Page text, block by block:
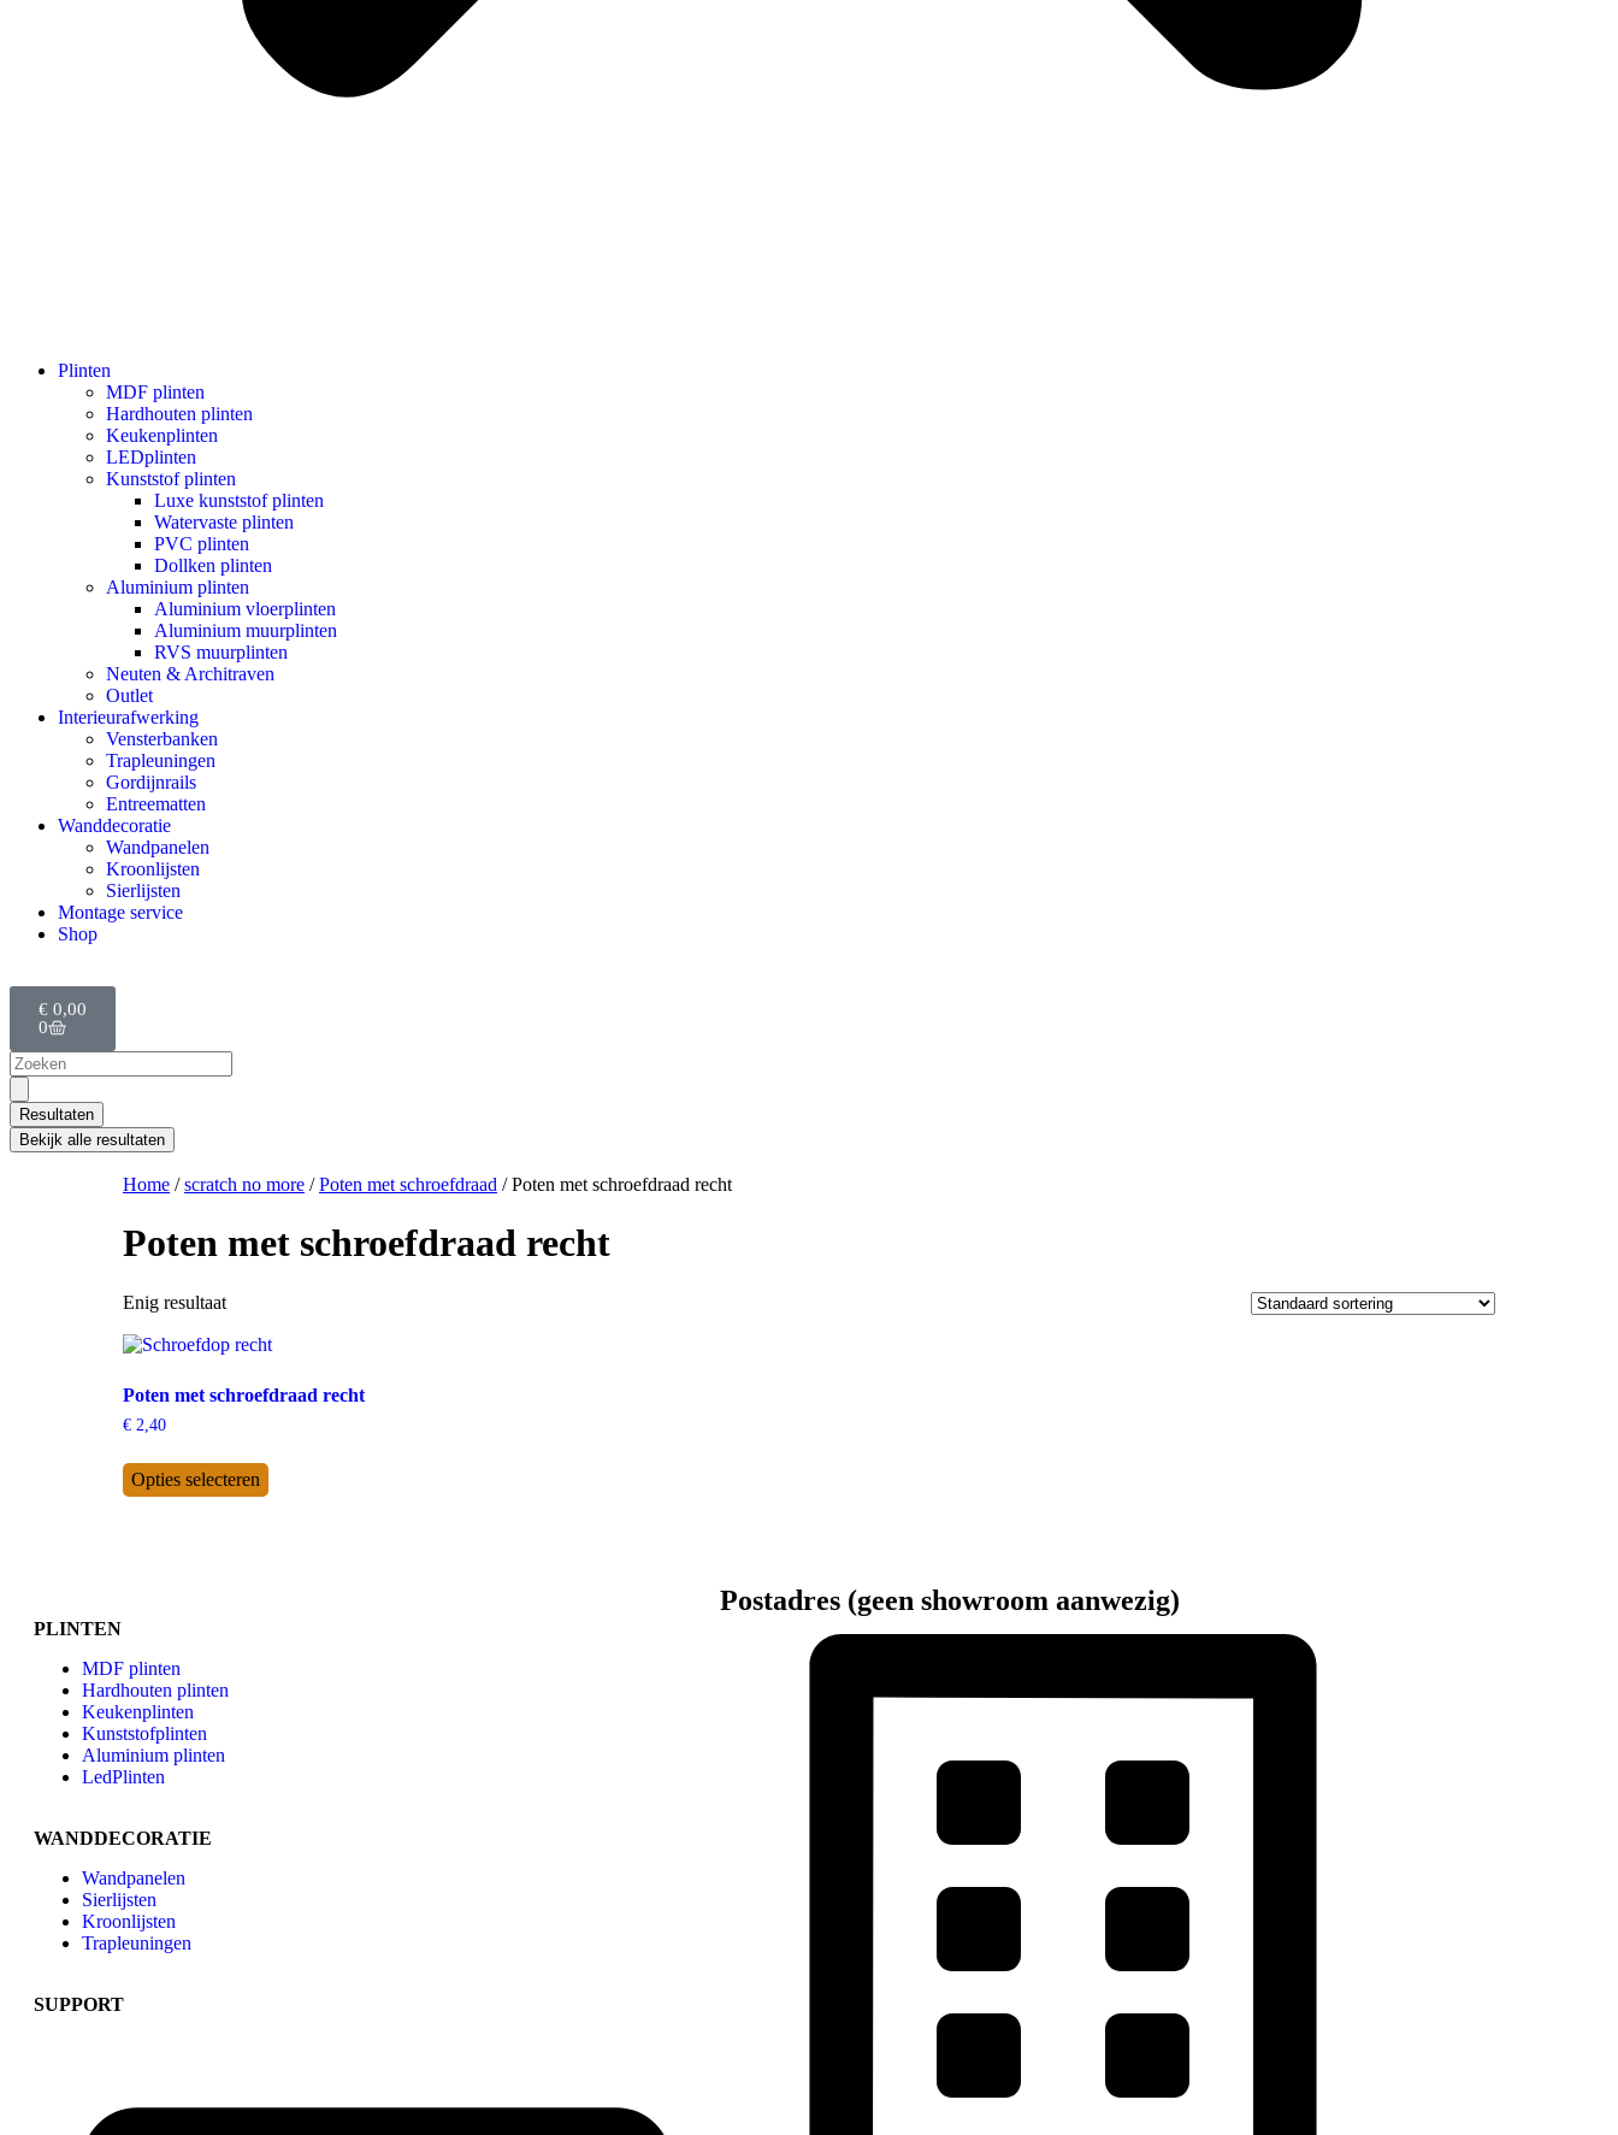
Plinten
MDF plinten
Hardhouten plinten
Keukenplinten
LEDplinten
Kunststof plinten
Luxe kunststof plinten
Watervaste plinten
PVC plinten
Dollken plinten
Aluminium plinten
Aluminium vloerplinten
Aluminium muurplinten
RVS muurplinten
Neuten & Architraven
Outlet
Interieurafwerking
Vensterbanken
Trapleuningen
Gordijnrails
Entreematten
Wanddecoratie
Wandpanelen
Kroonlijsten
Sierlijsten
Montage service
Shop
€ 0,00
0
Resultaten
Bekijk alle resultaten
Home /scratch no more /Poten met schroefdraad / Poten met schroefdraad recht
Poten met schroefdraad recht
Enig resultaat
Poten met schroefdraad recht
€ 2,40
Opties selecteren
PLINTEN
MDF plinten
Hardhouten plinten
Keukenplinten
Kunststofplinten
Aluminium plinten
LedPlinten
WANDDECORATIE
Wandpanelen
Sierlijsten
Kroonlijsten
Trapleuningen
SUPPORT
Postadres (geen showroom aanwezig)